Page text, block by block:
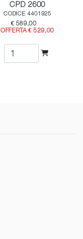
CPD 2600
CODICE 4401925
€ 589,00
OFFERTA € 529,00